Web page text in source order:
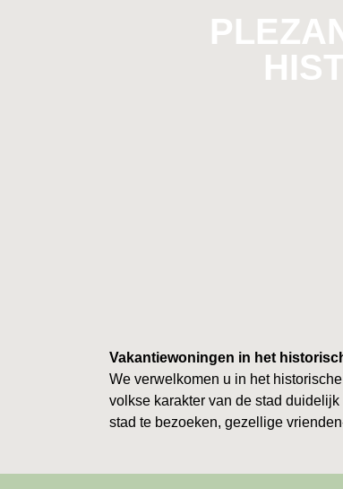
Vakantiewoningen in het
We verwelkomen u in het
volkse karakter van de stad
stad te bezoeken, gezellige